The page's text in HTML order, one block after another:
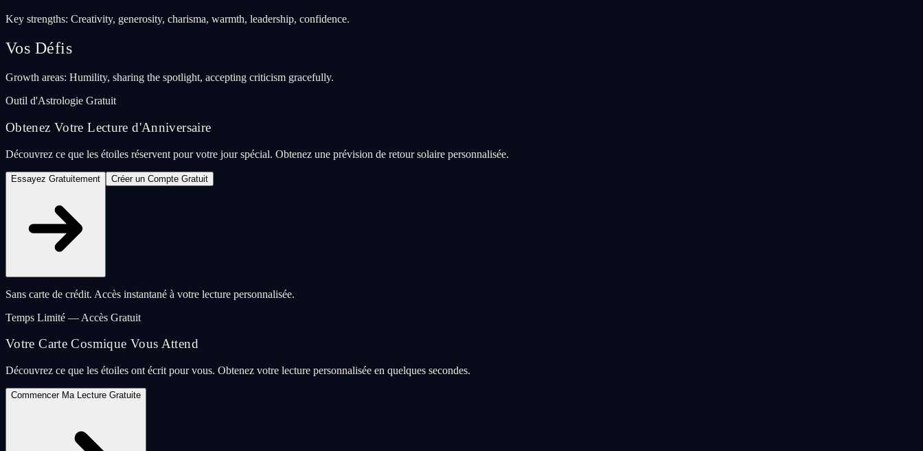
Key strengths: Creativity, generosity, charisma, warmth, leadership, confidence.
Vos Défis
Growth areas: Humility, sharing the spotlight, accepting criticism gracefully.
Outil d'Astrologie Gratuit
Obtenez Votre Lecture d'Anniversaire
Découvrez ce que les étoiles réservent pour votre jour spécial. Obtenez une prévision de retour solaire personnalisée.
Essayez Gratuitement Créer un Compte Gratuit
Sans carte de crédit. Accès instantané à votre lecture personnalisée.
Temps Limité — Accès Gratuit
Votre Carte Cosmique Vous Attend
Découvrez ce que les étoiles ont écrit pour vous. Obtenez votre lecture personnalisée en quelques secondes.
Commencer Ma Lecture Gratuite